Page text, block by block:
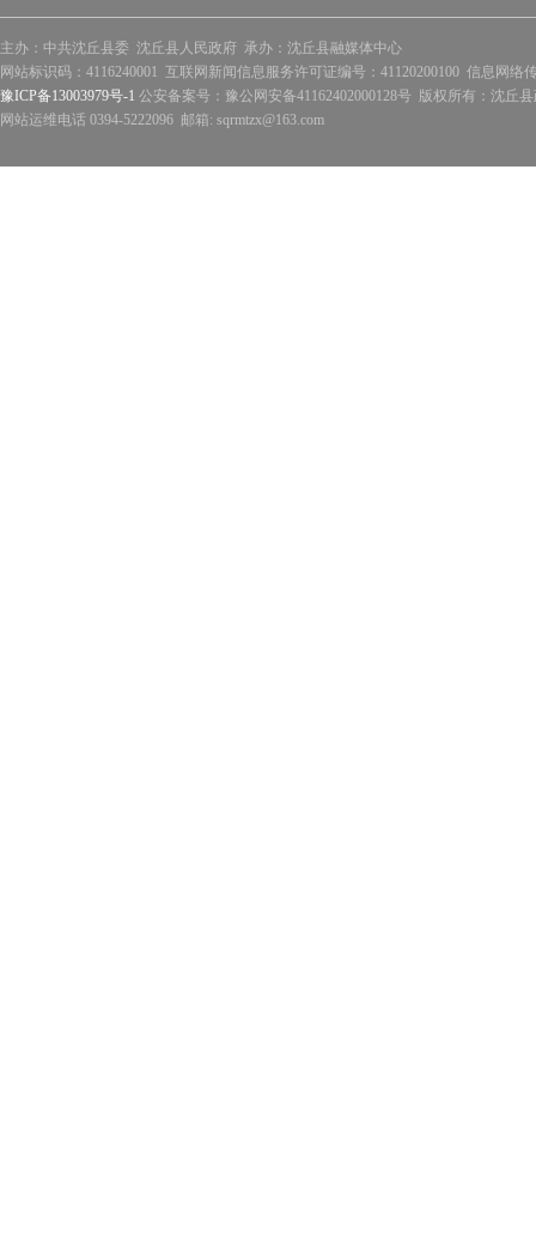
主办：中共沈丘县委 沈丘县人民政府 承办：沈丘县融媒体中心
网站标识码：4116240001 互联网新闻信息服务许可证编号：41120200100 信息网络
豫ICP备13003979号-1 公安备案号：豫公网安备41162402000128号 版权所有：沈丘
网站运维电话 0394-5222096 邮箱: sqrmtzx@163.com